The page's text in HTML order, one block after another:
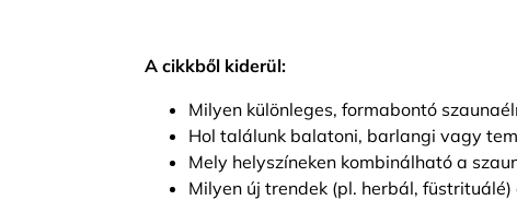
A cikkből kiderül:
Milyen különleges, formabontó
Hol találunk balatoni, barlangi vagy
Mely helyszíneken kombinálható a
Milyen új trendek (pl. herbál,